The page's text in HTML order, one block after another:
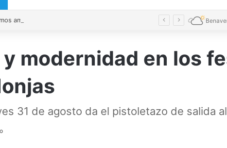
modernidad en los
31 de agosto da el pistoletazo de salida